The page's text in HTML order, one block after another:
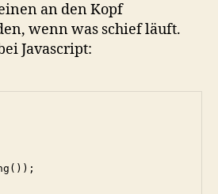
an den Kopf
wenn was schief läuft.
Javascript: